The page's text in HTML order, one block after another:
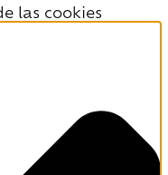
las cookies